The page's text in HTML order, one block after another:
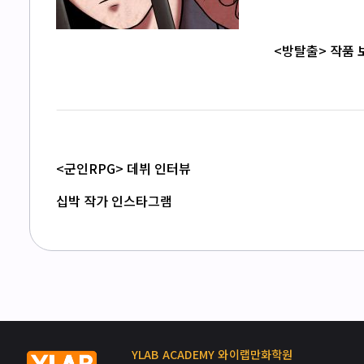
<방탈출> 작품
<군인RPG> 데뷔 인터뷰
십박 작가 인스타그램
YLAB ACADEMY 와이랩만화학원